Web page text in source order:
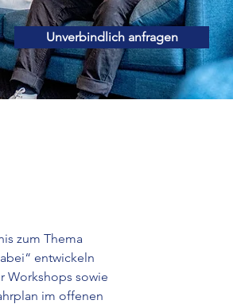
Unverbindlich anfragen
zum Thema
entwickeln
Workshops sowie
im offenen